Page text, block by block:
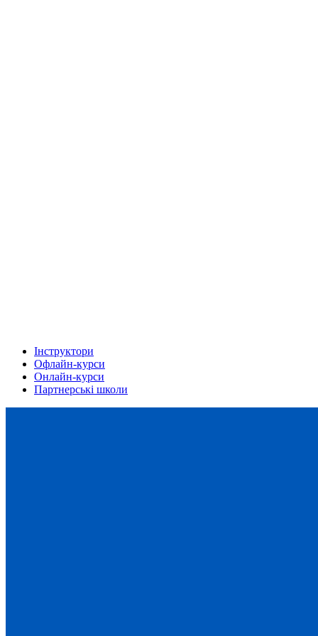
Інструктори
Офлайн-курси
Онлайн-курси
Партнерські школи